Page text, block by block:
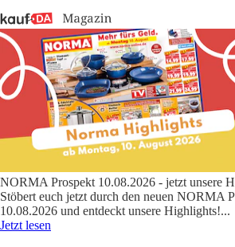
NORMA Prospekt 10.08.2026 - jetzt unsere
Stöbert euch jetzt durch den neuen NORMA
10.08.2026 und entdeckt unsere Highlights!...
Jetzt lesen